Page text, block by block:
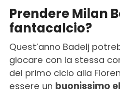
Prendere Milan
fantacalcio?
Quest’anno Badelj
giocare con la stessa
del primo ciclo alla
essere un buonissimo